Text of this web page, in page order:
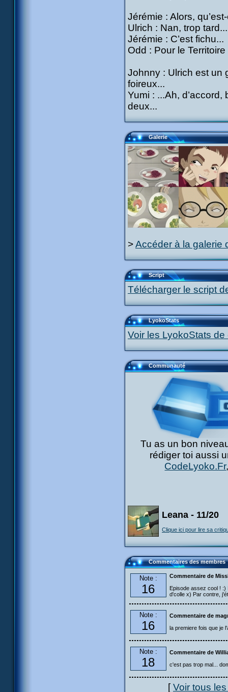
Jérémie : Alors,
Ulrich : Nan, trop tard...
Jérémie : C’est fichu...
Odd : Pour le
Johnny : Ulrich est un
foireux...
Yumi : ...Ah, d’accord,
deux...
Galerie
>Accéder à la galerie
Script
Télécharger le script
LyokoStats
Voir les LyokoStats
Communauté
Tu as un bon
rédiger toi aussi
CodeLyoko.Fr
Leana - 11/20
Clique ici pour lire sa
Commentaires des membres
Note :
16
Commentaire de
Episode assez cool ! :)
d'colle x) Par contre,
Note :
16
Commentaire de
la premiere fois que je
Note :
18
Commentaire de
c'est pas trop mal...
[Voir tous